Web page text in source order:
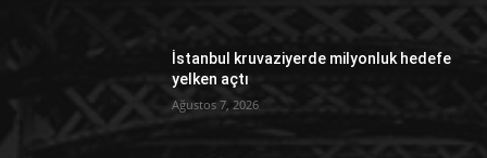
İstanbul kruvaziyerde milyonluk hedefe
yelken açtı
Ağustos 7, 2026